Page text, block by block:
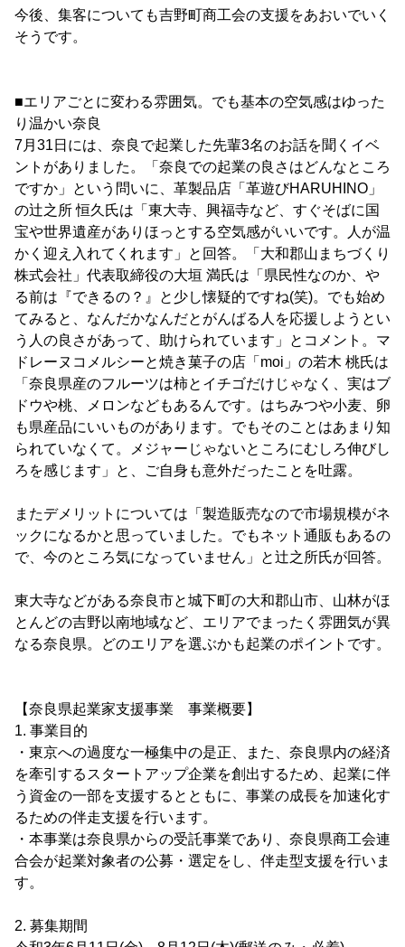
今後、集客についても吉野町商工会の支援をあおいでいく
そうです。
■エリアごとに変わる雰囲気。でも基本の空気感はゆった
り温かい奈良
7月31日には、奈良で起業した先輩3名のお話を聞くイベ
ントがありました。「奈良での起業の良さはどんなところ
ですか」という問いに、革製品店「革遊びHARUHINO」
の辻之所 恒久氏は「東大寺、興福寺など、すぐそばに国
宝や世界遺産がありほっとする空気感がいいです。人が温
かく迎え入れてくれます」と回答。「大和郡山まちづくり
株式会社」代表取締役の大垣 満氏は「県民性なのか、や
る前は『できるの？』と少し懐疑的ですね(笑)。でも始め
てみると、なんだかなんだとがんばる人を応援しようとい
う人の良さがあって、助けられています」とコメント。マ
ドレーヌコメルシーと焼き菓子の店「moi」の若木 桃氏は
「奈良県産のフルーツは柿とイチゴだけじゃなく、実はブ
ドウや桃、メロンなどもあるんです。はちみつや小麦、卵
も県産品にいいものがあります。でもそのことはあまり知
られていなくて。メジャーじゃないところにむしろ伸びし
ろを感じます」と、ご自身も意外だったことを吐露。
またデメリットについては「製造販売なので市場規模がネ
ックになるかと思っていました。でもネット通販もあるの
で、今のところ気になっていません」と辻之所氏が回答。
東大寺などがある奈良市と城下町の大和郡山市、山林がほ
とんどの吉野以南地域など、エリアでまったく雰囲気が異
なる奈良県。どのエリアを選ぶかも起業のポイントです。
【奈良県起業家支援事業 事業概要】
1. 事業目的
・東京への過度な一極集中の是正、また、奈良県内の経済
を牽引するスタートアップ企業を創出するため、起業に伴
う資金の一部を支援するとともに、事業の成長を加速化す
るための伴走支援を行います。
・本事業は奈良県からの受託事業であり、奈良県商工会連
合会が起業対象者の公募・選定をし、伴走型支援を行いま
す。
2. 募集期間